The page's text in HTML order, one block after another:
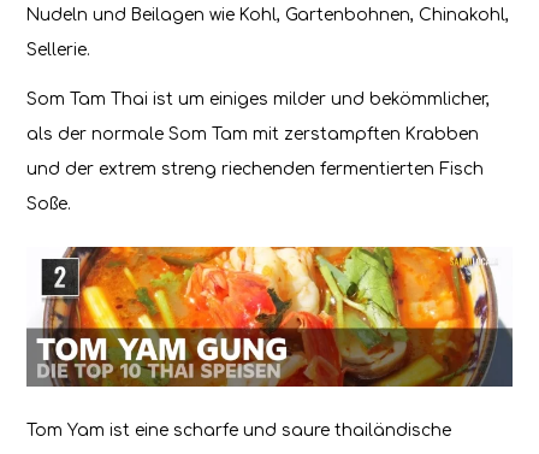
Nudeln und Beilagen wie Kohl, Gartenbohnen, Chinakohl,
Sellerie.
Som Tam Thai ist um einiges milder und bekömmlicher,
als der normale Som Tam mit zerstampften Krabben
und der extrem streng riechenden fermentierten Fisch
Soße.
Tom Yam ist eine scharfe und saure thailändische